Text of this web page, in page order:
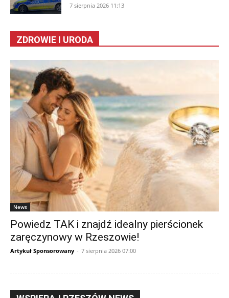
7 sierpnia 2026 11:13
ZDROWIE I URODA
News
Powiedz TAK i znajdź idealny pierścionek
zaręczynowy w Rzeszowie!
Artykuł Sponsorowany - 7 sierpnia 2026 07:00